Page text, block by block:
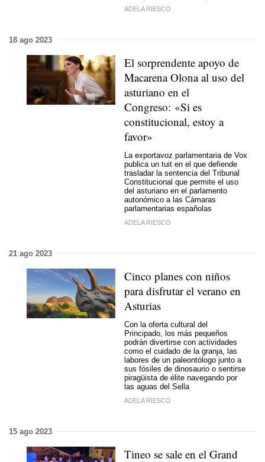
ADELA RIESCO
18 ago 2023
El sorprendente apoyo de
Macarena Olona al uso del
asturiano en el
Congreso: «Si es
constitucional, estoy a
favor»
La exportavoz parlamentaria de Vox
publica un tuit en el que defiende
trasladar la sentencia del Tribunal
Constitucional que permite el uso
del asturiano en el parlamento
autonómico a las Cámaras
parlamentarias españolas
ADELA RIESCO
21 ago 2023
Cinco planes con niños
para disfrutar el verano en
Asturias
Con la oferta cultural del
Principado, los más pequeños
podrán divertirse con actividades
como el cuidado de la granja, las
labores de un paleontólogo junto a
sus fósiles de dinosaurio o sentirse
piragüista de élite navegando por
las aguas del Sella
ADELA RIESCO
15 ago 2023
Tineo se sale en el Grand